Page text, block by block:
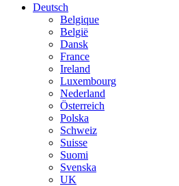
Deutsch
Belgique
België
Dansk
France
Ireland
Luxembourg
Nederland
Österreich
Polska
Schweiz
Suisse
Suomi
Svenska
UK